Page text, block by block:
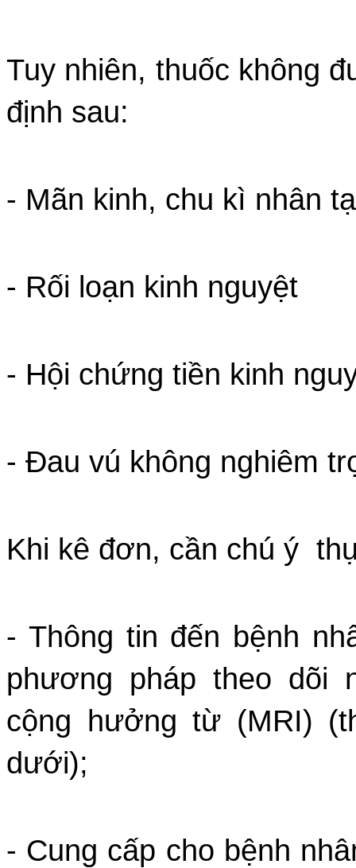
Tuy nhiên, thuốc không
định sau:
- Mãn kinh, chu kì nhân
- Rối loạn kinh nguyệt
- Hội chứng tiền kinh
- Đau vú không nghiêm
Khi kê đơn, cần chú ý
- Thông tin đến bệnh
phương pháp theo dõi
cộng hưởng từ (MRI)
dưới);
- Cung cấp cho bệnh